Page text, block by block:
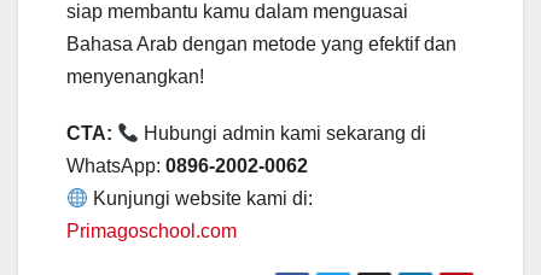
siap membantu kamu dalam menguasai
Bahasa Arab dengan metode yang efektif dan
menyenangkan!
CTA:
Hubungi admin kami sekarang di
WhatsApp: 0896-2002-0062
Kunjungi website kami di:
Primagoschool.com